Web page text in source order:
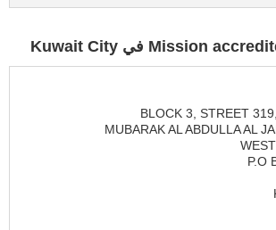
BLOCK 3, STREET
MUBARAK AL ABDULLA AL
P.O